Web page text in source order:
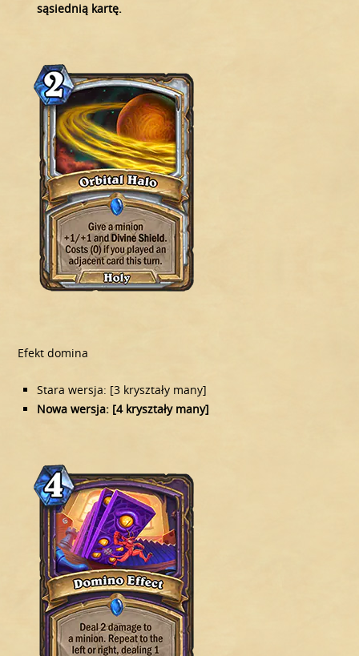
sąsiednią kartę.
Efekt domina
Stara wersja: [3 kryształy many]
Nowa wersja: [4 kryształy many]